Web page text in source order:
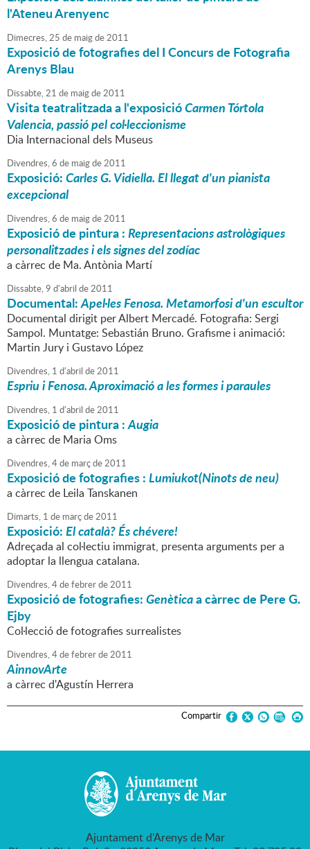
l'Ateneu Arenyenc
Dimecres,25 de maigde2011
Exposició de fotografies del I Concurs de Fotografia
Arenys Blau
Dissabte,21 de maigde2011
Visita teatralitzada a l'exposicióCarmen Tórtola
Valencia, passió pel col·leccionisme
Dia Internacional dels Museus
Divendres,6 de maigde2011
Exposició:Carles G. Vidiella. El llegat d'un pianista
excepcional
Divendres,6 de maigde2011
Exposició de pintura :Representacions astrològiques
personalitzades i els signes del zodíac
a càrrec de Ma. Antònia Martí
Dissabte,9 d'abril de2011
Documental:Apel·les Fenosa. Metamorfosi d'un escultor
Documental dirigit per Albert Mercadé. Fotografia: Sergi
Sampol. Muntatge: Sebastián Bruno. Grafisme i animació:
Martin Jury i Gustavo López
Divendres, 1 d'abril de2011
Espriu i Fenosa. Aproximació a les formes i paraules
Divendres, 1 d'abril de2011
Exposició de pintura :Augia
a càrrec de Maria Oms
Divendres,4de marçde2011
Exposició de fotografies :Lumiukot(Ninots de neu)
a càrrec de Leila Tanskanen
Dimarts, 1 de marçde2011
Exposició:El català? És chévere!
Adreçada al col·lectiu immigrat, presenta arguments per a
adoptar la llengua catalana.
Divendres,4defebrerde2011
Exposició de fotografies:Genèticaa càrrec de Pere G.
Ejby
Col·lecció de fotografies surrealistes
Divendres,4defebrerde2011
AinnovArte
a càrrec d'Agustín Herrera
Compartir
Ajuntament d'Arenys de Mar